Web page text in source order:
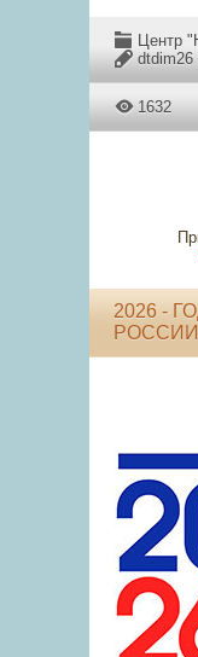
Центр
dtdim26
1632
2026 -
РОССИИ